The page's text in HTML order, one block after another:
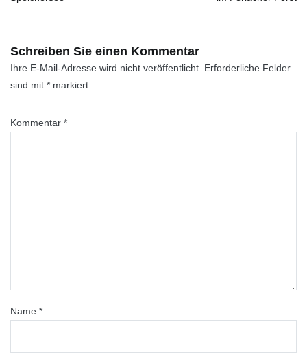
Schreiben Sie einen Kommentar
Ihre E-Mail-Adresse wird nicht veröffentlicht. Erforderliche Felder
sind mit * markiert
Kommentar *
Name *